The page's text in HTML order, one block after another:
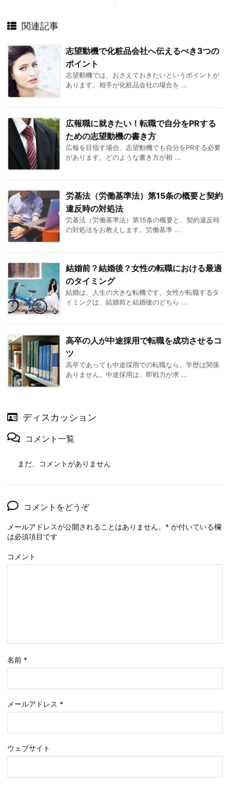
関連記事
志望動機で化粧品会社へ伝えるべき3つの
ポイント
志望動機では、おさえておきたいというポイントが
あります。相手が化粧品会社の場合を ...
広報職に就きたい！転職で自分をPRする
ための志望動機の書き方
広報を目指す場合、志望動機でも自分をPRする必要
があります。どのような書き方が相 ...
労基法（労働基準法）第15条の概要と契約
違反時の対処法
労基法（労働基準法）第15条の概要と、契約違反時
の対処法をお教えします。労働基準 ...
結婚前？結婚後？女性の転職における最適
のタイミング
結婚は、人生の大きな転機です。女性が転職するタ
イミングは、結婚前と結婚後のどちら ...
高卒の人が中途採用で転職を成功させるコ
ツ
高卒であっても中途採用での転職なら、学歴は関係
ありません。中途採用は、即戦力が求 ...
ディスカッション
コメント一覧
まだ、コメントがありません
コメントをどうぞ
メールアドレスが公開されることはありません。 * が付いている欄
は必須項目です
コメント
名前 *
メールアドレス *
ウェブサイト